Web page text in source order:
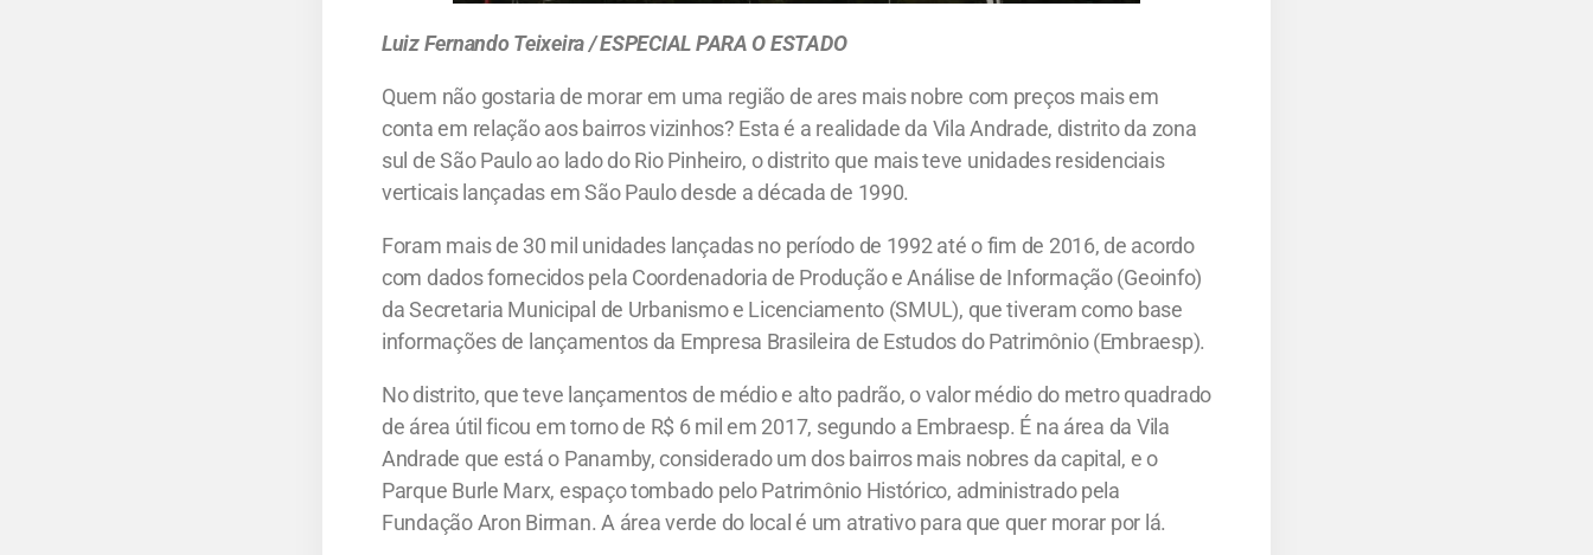
Luiz Fernando Teixeira / ESPECIAL PARA O ESTADO
Quem não gostaria de morar em uma região de ares mais nobre com preços mais em
conta em relação aos bairros vizinhos? Esta é a realidade da Vila Andrade, distrito da zona
sul de São Paulo ao lado do Rio Pinheiro, o distrito que mais teve unidades residenciais
verticais lançadas em São Paulo desde a década de 1990.
Foram mais de 30 mil unidades lançadas no período de 1992 até o fim de 2016, de acordo
com dados fornecidos pela Coordenadoria de Produção e Análise de Informação (Geoinfo)
da Secretaria Municipal de Urbanismo e Licenciamento (SMUL), que tiveram como base
informações de lançamentos da Empresa Brasileira de Estudos do Patrimônio (Embraesp).
No distrito, que teve lançamentos de médio e alto padrão, o valor médio do metro quadrado
de área útil ficou em torno de R$ 6 mil em 2017, segundo a Embraesp. É na área da Vila
Andrade que está o Panamby, considerado um dos bairros mais nobres da capital, e o
Parque Burle Marx, espaço tombado pelo Patrimônio Histórico, administrado pela
Fundação Aron Birman. A área verde do local é um atrativo para que quer morar por lá.